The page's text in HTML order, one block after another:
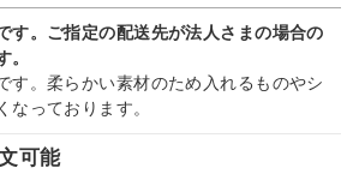
す。ご指定の配送先が法人さまの場合の
。
す。柔らかい素材のため入れるものやシ
なっております。
可能